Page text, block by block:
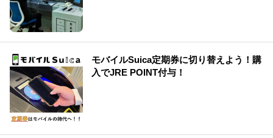
モバイルSuica定期券に切り替えよう！購
入でJRE POINT付与！